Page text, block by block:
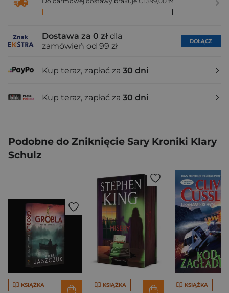
Dostawa za 0 zł dla
zamówień od 99 zł
DOŁĄCZ
Kup teraz, zapłać za 30 dni
Kup teraz, zapłać za 30 dni
Podobne do Zniknięcie Sary Kroniki Klary
Schulz
KSIĄŻKA KSIĄŻKA KSIĄŻKA